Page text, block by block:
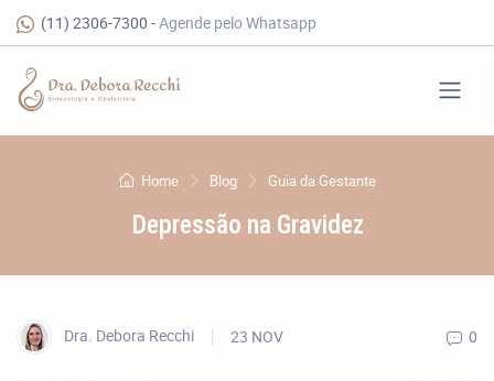
(11) 2306-7300 -Agende pelo Whatsapp
Home Blog Guia da Gestante
Depressão na Gravidez
Dra. Debora Recchi 23 NOV 0